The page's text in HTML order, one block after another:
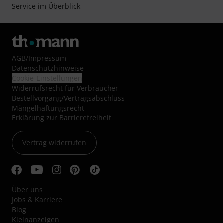
Service im Überblick
AGB/Impressum
Datenschutzhinweise
Widerrufsrecht für Verbraucher
Bestellvorgang/Vertragsabschluss
Mängelhaftungsrecht
Erklärung zur Barrierefreiheit
Vertrag widerrufen
Über uns
Jobs & Karriere
Blog
Kleinanzeigen